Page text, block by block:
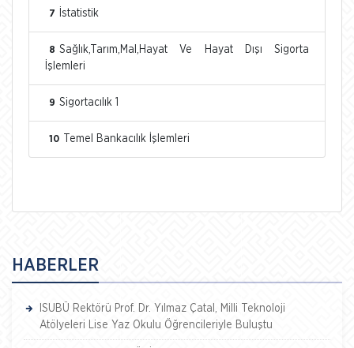
7 İstatistik
8 Sağlık,Tarım,Mal,Hayat Ve Hayat Dışı Sigorta
İşlemleri
9 Sigortacılık 1
10 Temel Bankacılık İşlemleri
HABERLER
ISUBÜ Rektörü Prof. Dr. Yılmaz Çatal, Milli Teknoloji
Atölyeleri Lise Yaz Okulu Öğrencileriyle Buluştu